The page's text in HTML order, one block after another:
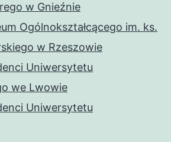
w Gnieźnie
Ogólnokształcącego im. ks.
w Rzeszowie
Uniwersytetu
we Lwowie
Uniwersytetu